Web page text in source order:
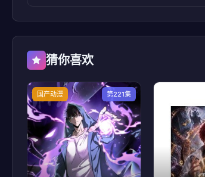
猜你喜欢
国产动漫 第221集